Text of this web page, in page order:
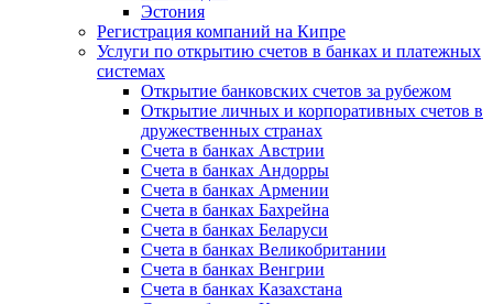
Эстония
Регистрация компаний на Кипре
Услуги по открытию счетов в банках и платежных
системах
Открытие банковских счетов за рубежом
Открытие личных и корпоративных счетов в
дружественных странах
Счета в банках Австрии
Счета в банках Андорры
Счета в банках Армении
Счета в банках Бахрейна
Счета в банках Беларуси
Счета в банках Великобритании
Счета в банках Венгрии
Счета в банках Казахстана